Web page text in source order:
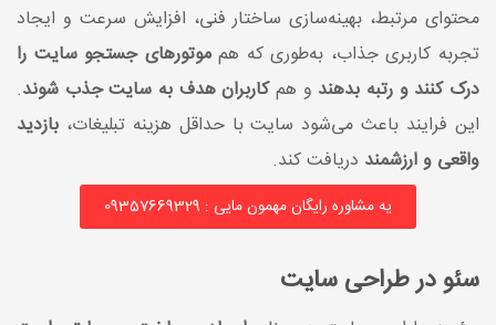
محتوای مرتبط، بهینه‌سازی ساختار فنی، افزایش سرعت و ایجاد
تجربه کاربری جذاب، به‌طوری که همموتورهای جستجو سایت را
درک کنند و رتبه بدهند و همکاربران هدف به سایت جذب شوند.
این فرایند باعث می‌شود سایت با حداقل هزینه تبلیغات، بازدید
واقعی و ارزشمند دریافت کند.
یه مشاوره رایگان مهمون مایی : 09357669329
سئو در طراحی سایت